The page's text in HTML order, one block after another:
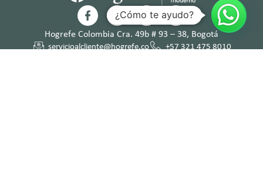
Hogrefe Colombia Cra. 49b # 93 – 38, Bogotá
servicioalcliente@hogrefe.co
+57 321 475 8010
¿Cómo te ayudo?